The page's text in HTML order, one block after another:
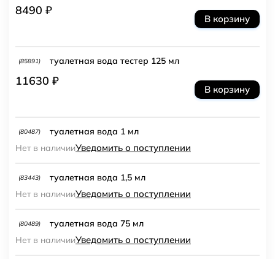
8490 ₽
В корзину
(85891) туалетная вода тестер 125 мл
11630 ₽
В корзину
(80487)
туалетная вода 1 мл
Нет в наличииУведомить о поступлении
(83443)
туалетная вода 1,5 мл
Нет в наличииУведомить о поступлении
(80489)
туалетная вода 75 мл
Нет в наличииУведомить о поступлении